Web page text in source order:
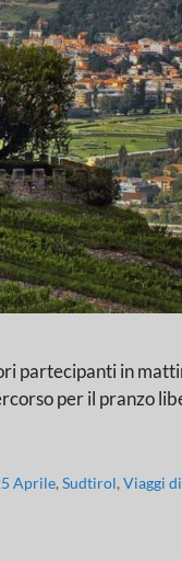
partecipanti in
per il pranzo
Aprile,Sudtirol,Viaggi